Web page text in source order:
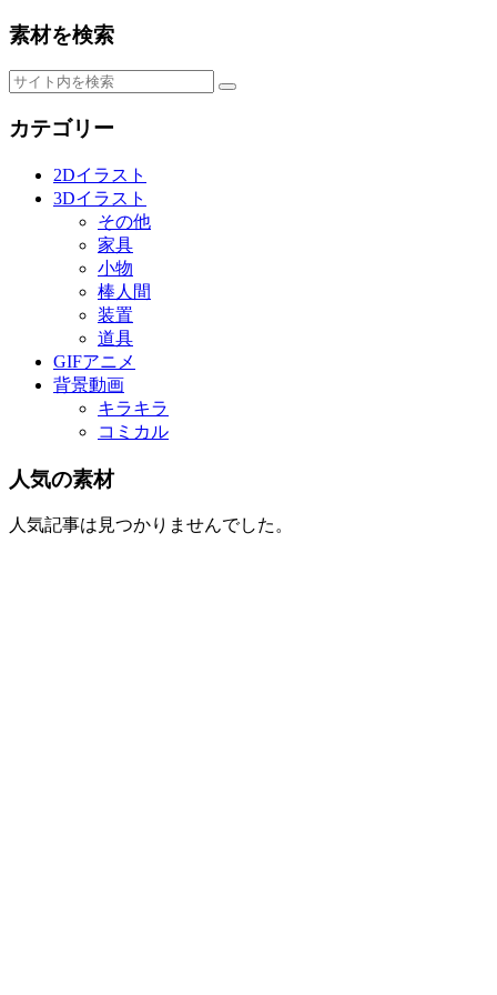
素材を検索
カテゴリー
2Dイラスト
3Dイラスト
その他
家具
小物
棒人間
装置
道具
GIFアニメ
背景動画
キラキラ
コミカル
人気の素材
人気記事は見つかりませんでした。